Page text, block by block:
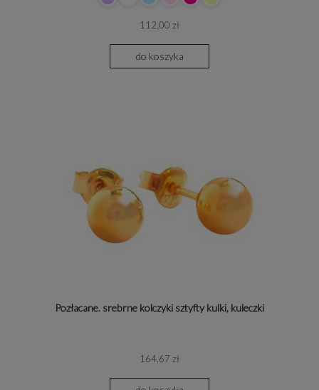
112,00 zł
do koszyka
Pozłacane. srebrne kolczyki sztyfty kulki, kuleczki
164,67 zł